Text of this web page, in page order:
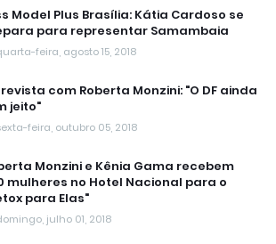
Model Plus Brasília: Kátia Cardoso se
para representar Samambaia
feira, agosto 15, 2018
com Roberta Monzini: "O DF ainda
jeito"
feira, outubro 05, 2018
Monzini e Kênia Gama recebem
mulheres no Hotel Nacional para o
para Elas"
julho 01, 2018